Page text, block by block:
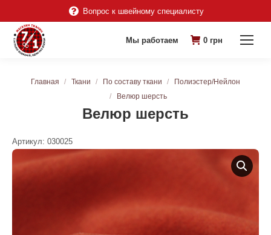
Вопрос к швейному специалисту
Мы работаем 0 грн
Велюр шерсть
Вы здесь:
Главная Ткани По составу ткани
Полиэстер/Нейлон
Велюр шерсть
Артикул: 030025